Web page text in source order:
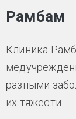
Рамбам
Клиника
разными
их тяжести.